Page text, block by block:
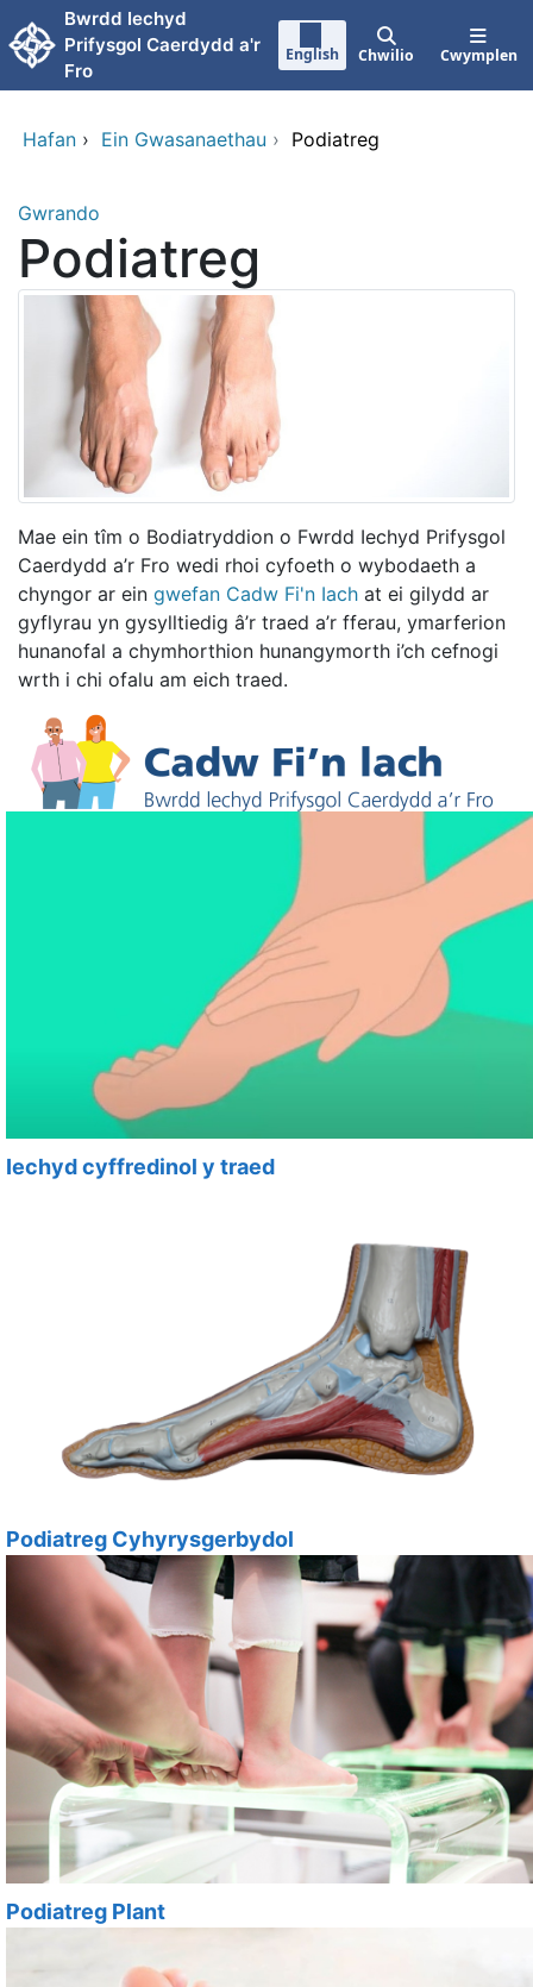
Neidio i'r prif gynnwy
Bwrdd Iechyd
Prifysgol Caerdydd a'r
Fro
English Chwilio Cwymplen
Hafan › Ein Gwasanaethau › Podiatreg
Gwrando
Podiatreg
Mae ein tîm o Bodiatryddion o Fwrdd Iechyd Prifysgol
Caerdydd a’r Fro wedi rhoi cyfoeth o wybodaeth a
chyngor ar ein gwefan Cadw Fi'n Iach at ei gilydd ar
gyflyrau yn gysylltiedig â’r traed a’r fferau, ymarferion
hunanofal a chymhorthion hunangymorth i’ch cefnogi
wrth i chi ofalu am eich traed.
Iechyd cyffredinol y traed
Podiatreg Cyhyrysgerbydol
Podiatreg Plant